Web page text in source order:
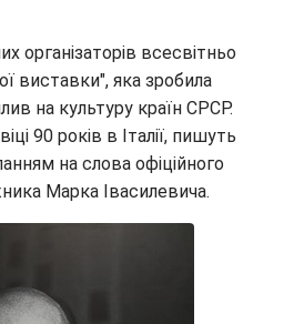
організаторів всесвітньо
виставки", яка зробила
на культуру країн СРСР.
90 років в Італії, пишуть
на слова офіційного
Марка Івасилевича.